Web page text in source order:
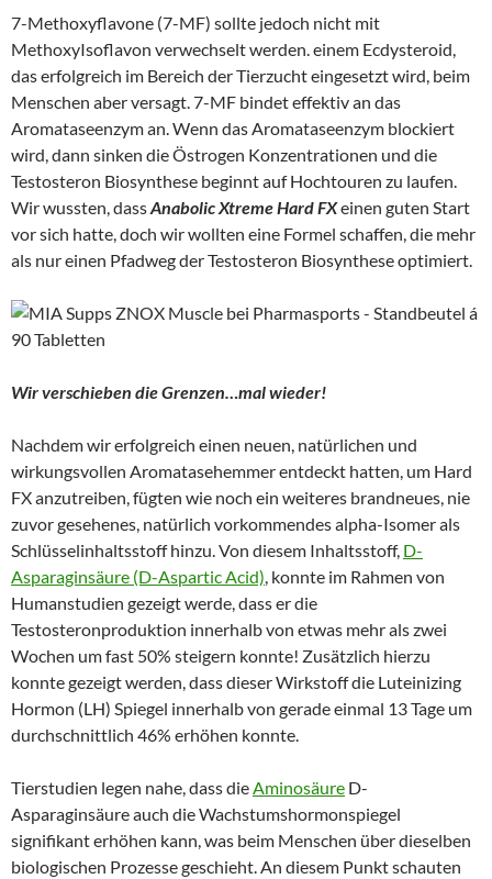
7-Methoxyflavone (7-MF) sollte jedoch nicht mit
MethoxyIsoflavon verwechselt werden. einem Ecdysteroid,
das erfolgreich im Bereich der Tierzucht eingesetzt wird, beim
Menschen aber versagt. 7-MF bindet effektiv an das
Aromataseenzym an. Wenn das Aromataseenzym blockiert
wird, dann sinken die Östrogen Konzentrationen und die
Testosteron Biosynthese beginnt auf Hochtouren zu laufen.
Wir wussten, dassAnabolic Xtreme Hard FXeinen guten Start
vor sich hatte, doch wir wollten eine Formel schaffen, die mehr
als nur einen Pfadweg der Testosteron Biosynthese optimiert.
Wir verschieben die Grenzen…mal wieder!
Nachdem wir erfolgreich einen neuen, natürlichen und
wirkungsvollen Aromatasehemmer entdeckt hatten, um Hard
FX anzutreiben, fügten wie noch ein weiteres brandneues, nie
zuvor gesehenes, natürlich vorkommendes alpha-Isomer als
Schlüsselinhaltsstoff hinzu. Von diesem Inhaltsstoff, D-
Asparaginsäure (D-Aspartic Acid), konnte im Rahmen von
Humanstudien gezeigt werde, dass er die
Testosteronproduktion innerhalb von etwas mehr als zwei
Wochen um fast 50% steigern konnte! Zusätzlich hierzu
konnte gezeigt werden, dass dieser Wirkstoff die Luteinizing
Hormon (LH) Spiegel innerhalb von gerade einmal 13 Tage um
durchschnittlich 46% erhöhen konnte.
Tierstudien legen nahe, dass dieAminosäure D-
Asparaginsäure auch die Wachstumshormonspiegel
signifikant erhöhen kann, was beim Menschen über dieselben
biologischen Prozesse geschieht. An diesem Punkt schauten